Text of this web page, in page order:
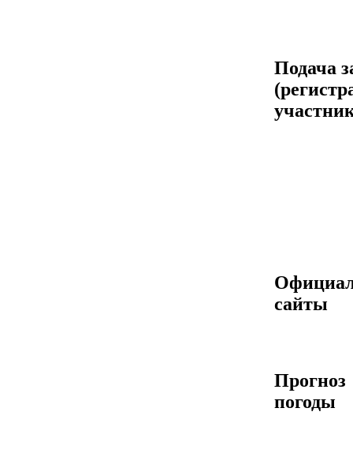
Подача
сайты
Прогноз
погоды